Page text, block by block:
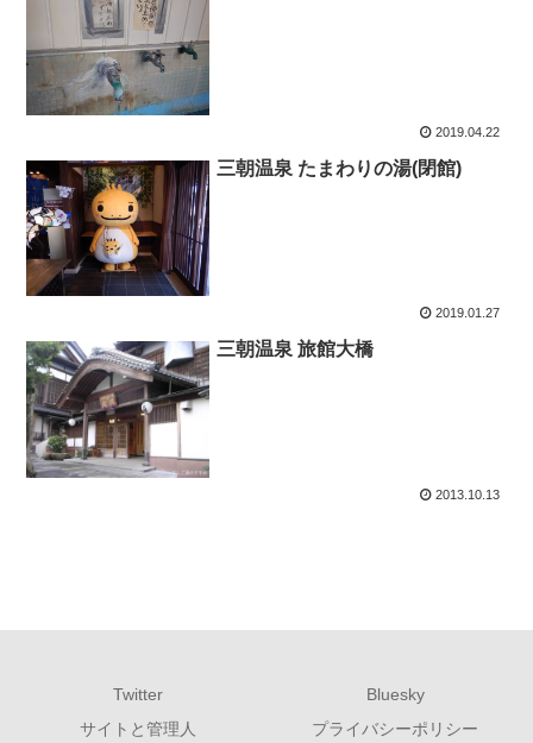
2019.04.22
三朝温泉 たまわりの湯(閉館)
2019.01.27
三朝温泉 旅館大橋
2013.10.13
Twitter
Bluesky
サイトと管理人
プライバシーポリシー